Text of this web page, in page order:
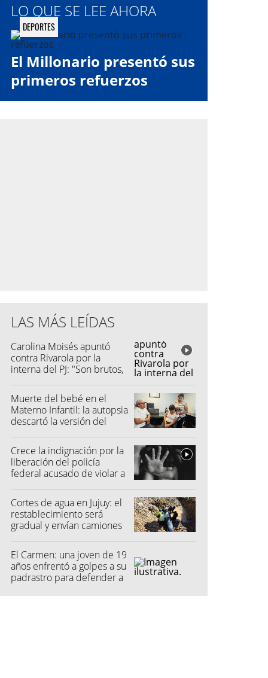
LO QUE SE LEE AHORA
DEPORTES
El Millonario presentó sus
primeros refuerzos
LAS MÁS LEÍDAS
Carolina Moisés apuntó
contra Rivarola por la
interna del PJ: "Son brutos,
Muerte del bebé en el
Materno Infantil: la autopsia
descartó la versión del
Crece la indignación por la
liberación del policía
federal acusado de violar a
Cortes de agua en Jujuy: el
restablecimiento será
gradual y envían camiones
El Carmen: una joven de 19
años enfrentó a golpes a su
padrastro para defender a